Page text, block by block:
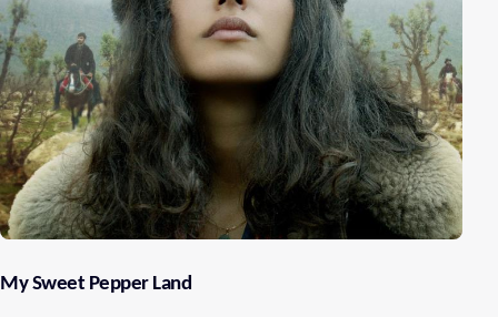
My Sweet Pepper Land